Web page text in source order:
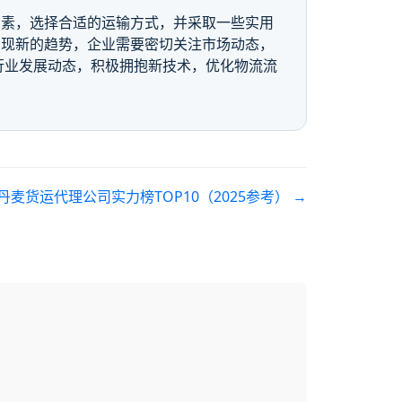
，选择合适的运输方式，并采取一些实用
的趋势，企业需要密切关注市场动态，
发展动态，积极拥抱新技术，优化物流流
麦货运代理公司实力榜TOP10（2025参考） →